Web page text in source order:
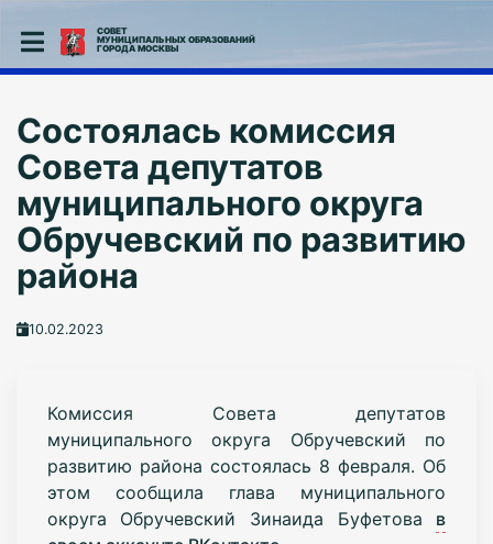
СОВЕТ
МУНИЦИПАЛЬНЫХ ОБРАЗОВАНИЙ
ГОРОДА МОСКВЫ
Состоялась комиссия
Совета депутатов
муниципального округа
Обручевский по развитию
района
10.02.2023
Комиссия Совета депутатов
муниципального округа Обручевский по
развитию района состоялась 8 февраля. Об
этом сообщила глава муниципального
округа Обручевский Зинаида Буфетова в